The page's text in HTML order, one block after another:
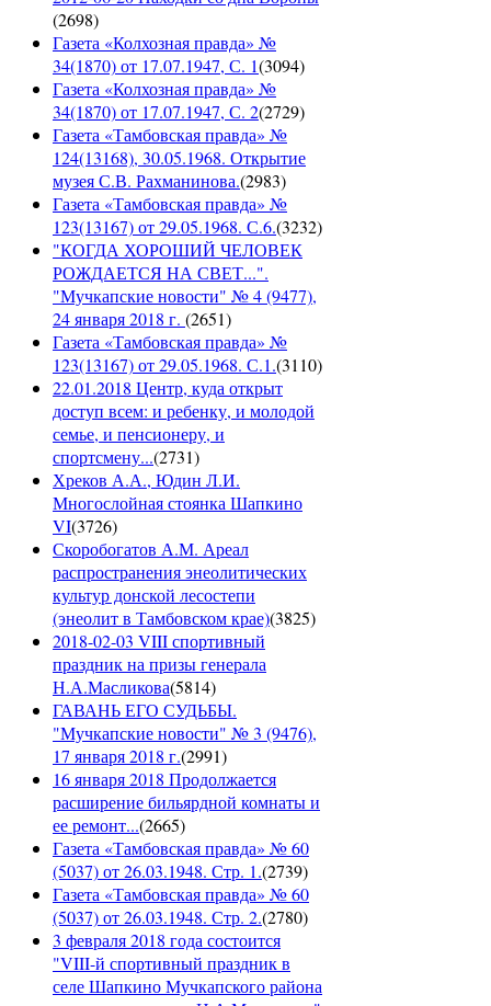
(2698)
Газета «Колхозная правда» №
34(1870) от 17.07.1947, С. 1(3094)
Газета «Колхозная правда» №
34(1870) от 17.07.1947, С. 2(2729)
Газета «Тамбовская правда» №
124(13168), 30.05.1968. Открытие
музея С.В. Рахманинова.(2983)
Газета «Тамбовская правда» №
123(13167) от 29.05.1968. С.6.(3232)
"КОГДА ХОРОШИЙ ЧЕЛОВЕК
РОЖДАЕТСЯ НА СВЕТ...".
"Мучкапские новости" № 4 (9477),
24 января 2018 г. (2651)
Газета «Тамбовская правда» №
123(13167) от 29.05.1968. С.1.(3110)
22.01.2018 Центр, куда открыт
доступ всем: и ребенку, и молодой
семье, и пенсионеру, и
спортсмену...(2731)
Хреков А.А., Юдин Л.И.
Многослойная стоянка Шапкино
VI(3726)
Скоробогатов А.М. Ареал
распространения энеолитических
культур донской лесостепи
(энеолит в Тамбовском крае)(3825)
2018-02-03 VIII спортивный
праздник на призы генерала
Н.А.Масликова(5814)
ГАВАНЬ ЕГО СУДЬБЫ.
"Мучкапские новости" № 3 (9476),
17 января 2018 г.(2991)
16 января 2018 Продолжается
расширение бильярдной комнаты и
ее ремонт...(2665)
Газета «Тамбовская правда» № 60
(5037) от 26.03.1948. Стр. 1.(2739)
Газета «Тамбовская правда» № 60
(5037) от 26.03.1948. Стр. 2.(2780)
3 февраля 2018 года состоится
"VIII-й спортивный праздник в
селе Шапкино Мучкапского района